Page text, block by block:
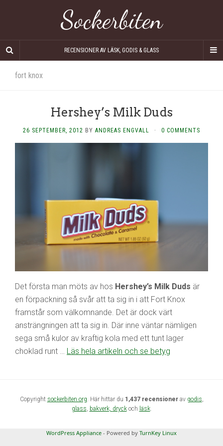
Sockerbiten
RECENSIONER AV LÄSK, GODIS & GLASS
fort knox
Hershey’s Milk Duds
26 SEPTEMBER, 2012 BY ANDREAS ENGVALL · 0 COMMENTS
Det första man möts av hos Hershey’s Milk Duds är
en förpackning så svår att ta sig in i att Fort Knox
framstår som välkomnande. Det är dock värt
ansträngningen att ta sig in. Där inne väntar nämligen
sega små kulor av kraftig kola med ett tunt lager
choklad runt … Läs hela artikeln och se betyg
Copyright sockerbiten.org . Här hittar du 1,437 recensionerav godis
glass bakverk, dryckoch läsk.
WordPress Appliance - Powered by TurnKey Linux